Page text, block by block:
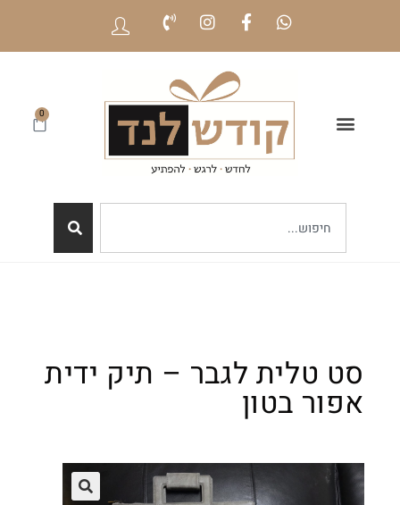
0
סט טלית לגבר – תיק ידית
אפור בטון